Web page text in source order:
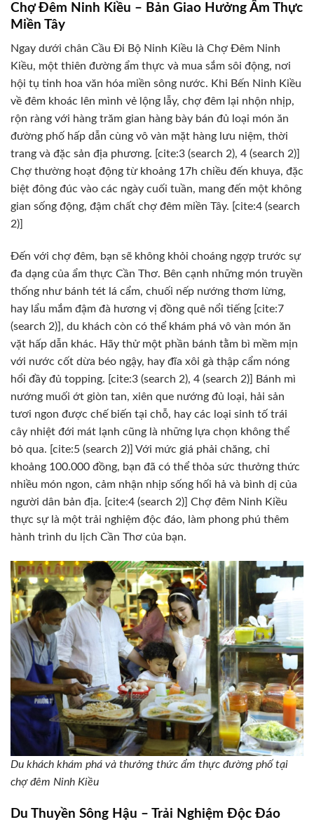
Chợ Đêm Ninh Kiều – Bản Giao Hưởng Ẩm Thực
Miền Tây
Ngay dưới chân Cầu Đi Bộ Ninh Kiều là Chợ Đêm Ninh
Kiều, một thiên đường ẩm thực và mua sắm sôi động, nơi
hội tụ tinh hoa văn hóa miền sông nước. Khi Bến Ninh Kiều
về đêm khoác lên mình vẻ lộng lẫy, chợ đêm lại nhộn nhịp,
rộn ràng với hàng trăm gian hàng bày bán đủ loại món ăn
đường phố hấp dẫn cùng vô vàn mặt hàng lưu niệm, thời
trang và đặc sản địa phương. [cite:3 (search 2), 4 (search 2)]
Chợ thường hoạt động từ khoảng 17h chiều đến khuya, đặc
biệt đông đúc vào các ngày cuối tuần, mang đến một không
gian sống động, đậm chất chợ đêm miền Tây. [cite:4 (search
2)]
Đến với chợ đêm, bạn sẽ không khỏi choáng ngợp trước sự
đa dạng của ẩm thực Cần Thơ. Bên cạnh những món truyền
thống như bánh tét lá cẩm, chuối nếp nướng thơm lừng,
hay lẩu mắm đậm đà hương vị đồng quê nổi tiếng [cite:7
(search 2)], du khách còn có thể khám phá vô vàn món ăn
vặt hấp dẫn khác. Hãy thử một phần bánh tằm bì mềm mịn
với nước cốt dừa béo ngậy, hay đĩa xôi gà thập cẩm nóng
hổi đầy đủ topping. [cite:3 (search 2), 4 (search 2)] Bánh mì
nướng muối ớt giòn tan, xiên que nướng đủ loại, hải sản
tươi ngon được chế biến tại chỗ, hay các loại sinh tố trái
cây nhiệt đới mát lạnh cũng là những lựa chọn không thể
bỏ qua. [cite:5 (search 2)] Với mức giá phải chăng, chỉ
khoảng 100.000 đồng, bạn đã có thể thỏa sức thưởng thức
nhiều món ngon, cảm nhận nhịp sống hối hả và bình dị của
người dân bản địa. [cite:4 (search 2)] Chợ đêm Ninh Kiều
thực sự là một trải nghiệm độc đáo, làm phong phú thêm
hành trình du lịch Cần Thơ của bạn.
Du khách khám phá và thưởng thức ẩm thực đường phố tại
chợ đêm Ninh Kiều
Du Thuyền Sông Hậu – Trải Nghiệm Độc Đáo